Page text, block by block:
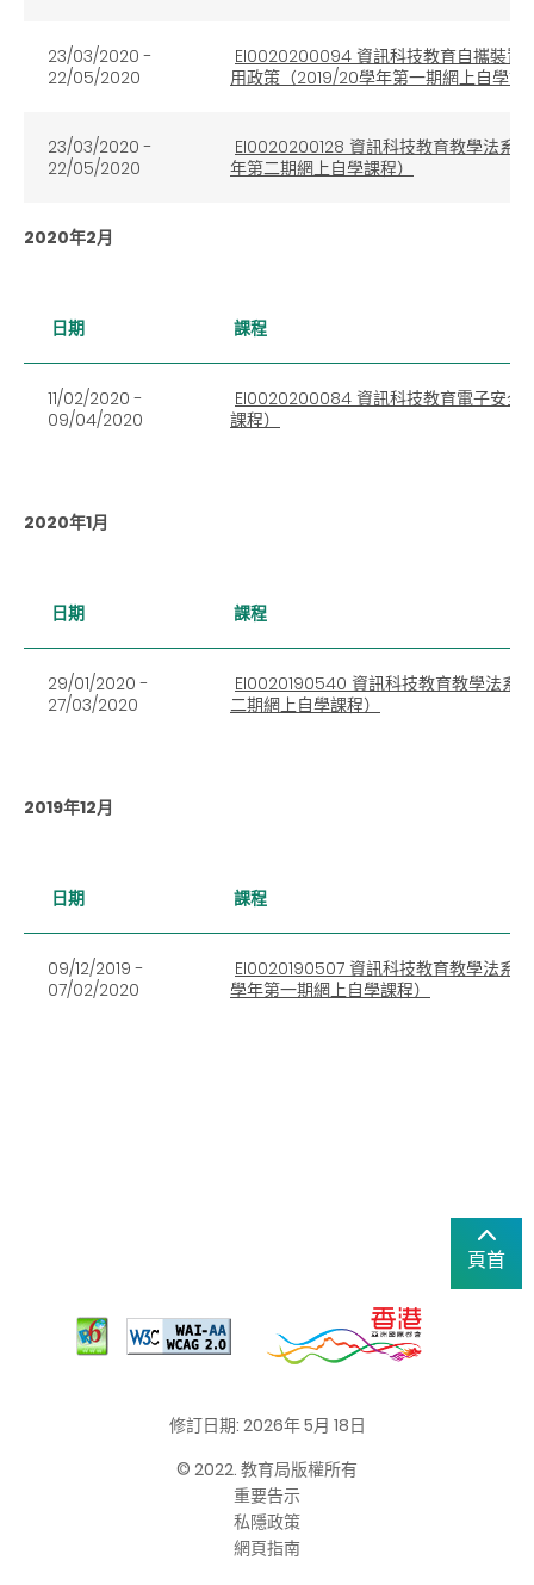
23/03/2020 -
22/05/2020
EI0020200094 資訊科技教育自攜裝置
用政策（2019/20學年第一期網上自學課
23/03/2020 -
22/05/2020
EI0020200128 資訊科技教育教學法系
年第二期網上自學課程）
2020年2月
日期 課程
11/02/2020 -
09/04/2020
EI0020200084 資訊科技教育電子安全
課程）
2020年1月
日期 課程
29/01/2020 -
27/03/2020
EI0020190540 資訊科技教育教學法系
二期網上自學課程）
2019年12月
日期 課程
09/12/2019 -
07/02/2020
EI0020190507 資訊科技教育教學法系
學年第一期網上自學課程）
頁首
修訂日期: 2026年 5月 18日
© 2022. 教育局版權所有
重要告示
私隱政策
網頁指南